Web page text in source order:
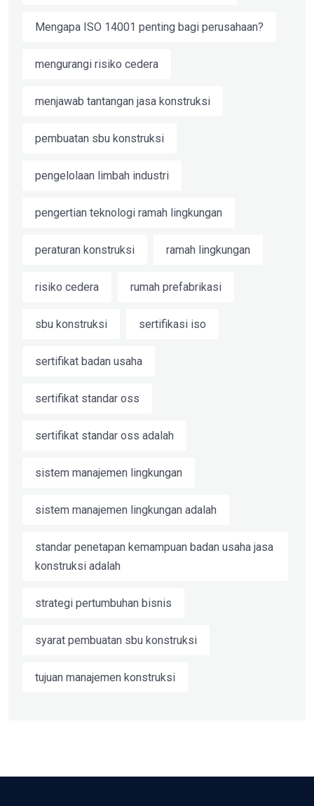
Mengapa ISO 14001 penting bagi perusahaan?
mengurangi risiko cedera
menjawab tantangan jasa konstruksi
pembuatan sbu konstruksi
pengelolaan limbah industri
pengertian teknologi ramah lingkungan
peraturan konstruksi ramah lingkungan
risiko cedera rumah prefabrikasi
sbu konstruksi sertifikasi iso
sertifikat badan usaha
sertifikat standar oss
sertifikat standar oss adalah
sistem manajemen lingkungan
sistem manajemen lingkungan adalah
standar penetapan kemampuan badan usaha jasa
konstruksi adalah
strategi pertumbuhan bisnis
syarat pembuatan sbu konstruksi
tujuan manajemen konstruksi